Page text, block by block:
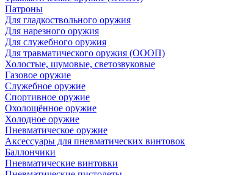
Патроны
Для гладкоствольного оружия
Для нарезного оружия
Для служебного оружия
Для травматического оружия (ОООП)
Холостые, шумовые, светозвуковые
Газовое оружие
Служебное оружие
Спортивное оружие
Охолощённое оружие
Холодное оружие
Пневматическое оружие
Аксессуары для пневматических винтовок
Баллончики
Пневматические винтовки